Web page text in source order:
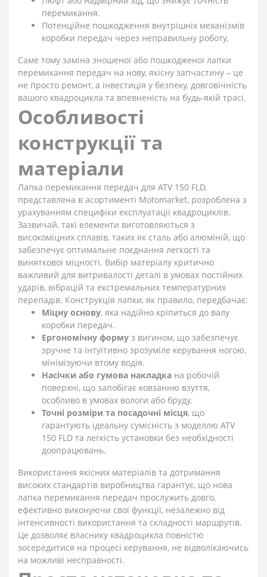
перемикання.
Потенційне пошкодження внутрішніх механізмів
коробки передач через неправильну роботу.
Саме тому заміна зношеної або пошкодженої лапки
перемикання передач на нову, якісну запчастину – це
не просто ремонт, а інвестиція у безпеку, довговічність
вашого квадроцикла та впевненість на будь-якій трасі.
Особливості
конструкції та
матеріали
Лапка перемикання передач для ATV 150 FLD,
представлена в асортименті Motomarket, розроблена з
урахуванням специфіки експлуатації квадроциклів.
Зазвичай, такі елементи виготовляються з
високоміцних сплавів, таких як сталь або алюміній, що
забезпечує оптимальне поєднання легкості та
виняткової міцності. Вибір матеріалу критично
важливий для витривалості деталі в умовах постійних
ударів, вібрацій та екстремальних температурних
перепадів. Конструкція лапки, як правило, передбачає:
Міцну основу, яка надійно кріпиться до валу
коробки передач.
Ергономічну форму з вигином, що забезпечує
зручне та інтуїтивно зрозуміле керування ногою,
мінімізуючи втому водія.
Насічки або гумова накладка на робочій
поверхні, що запобігає ковзанню взуття,
особливо в умовах вологи або бруду.
Точні розміри та посадочні місця, що
гарантують ідеальну сумісність з моделлю ATV
150 FLD та легкість установки без необхідності
доопрацювань.
Використання якісних матеріалів та дотримання
високих стандартів виробництва гарантує, що нова
лапка перемикання передач прослужить довго,
ефективно виконуючи свої функції, незалежно від
інтенсивності використання та складності маршрутів.
Це дозволяє власнику квадроцикла повністю
зосередитися на процесі керування, не відволікаючись
на можливі несправності.